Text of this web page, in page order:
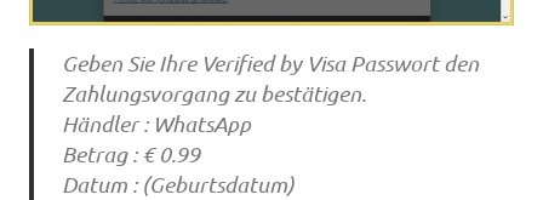
Geben Sie Ihre Verified by Visa Passwort den
Zahlungsvorgang zu bestätigen.
Händler : WhatsApp
Betrag : € 0.99
Datum : (Geburtsdatum)